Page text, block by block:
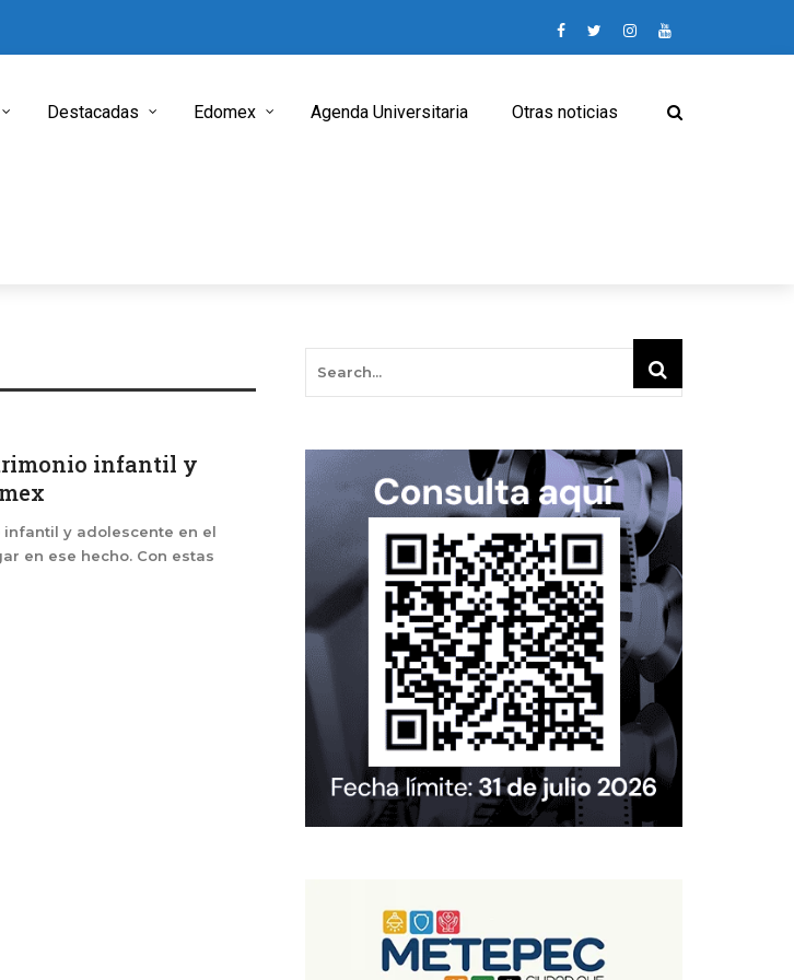
Destacadas Edomex Agenda Universitaria Otras noticias
infantil y
y adolescente en el
en ese hecho. Con estas